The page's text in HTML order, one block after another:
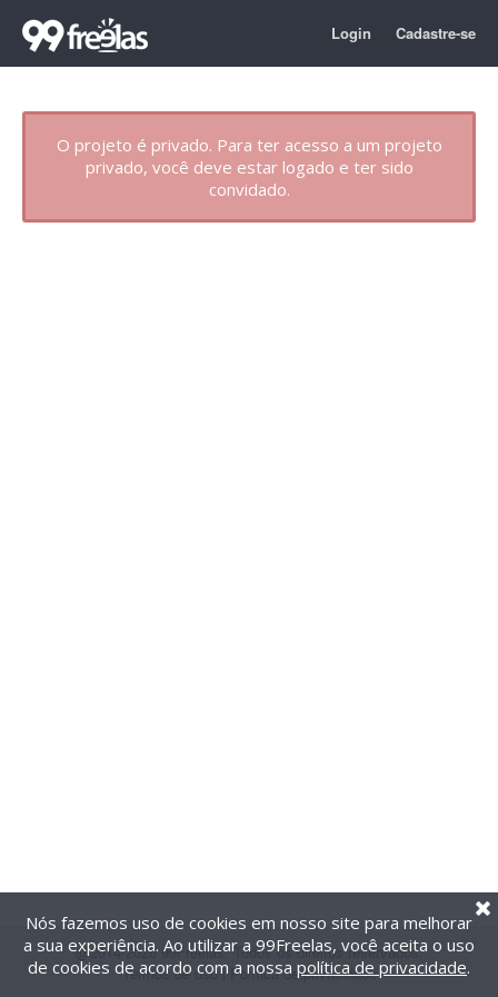
Login Cadastre-se
O projeto é privado. Para ter acesso a um projeto
privado, você deve estar logado e ter sido
convidado.
@2014-2026 99Freelas. Todos os direitos reservados.
Termos de uso| Política de privacidade
Nós fazemos uso de cookies em nosso site para melhorar
a sua experiência. Ao utilizar a 99Freelas, você aceita o uso
de cookies de acordo com a nossa política de privacidade.